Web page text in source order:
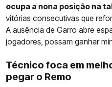
ocupa a nona posição na
vitórias consecutivas que
A ausência de Garro abre
jogadores, possam ganhar
Técnico foca em
pegar o Remo